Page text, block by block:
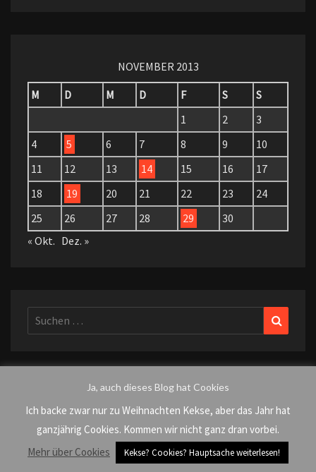
NOVEMBER 2013
M
D M D F S
S
1
2
3
4
5 6 7 8 9
10
11
12 13 14 15 16
17
18
19 20 21 22 23
24
25
26 27 28 29
30
« Okt. Dez. »
Suchen
nach:
Ja, auch dieses Blog hat Cookies
Ich backe zwar nur zu Weihnachten Kekse, aber das Jahr hat
ganzjährig Cookies. Kommen wir nicht ganz dran vorbei.
Mehr über Cookies
Kekse? Cookies? Hauptsache weiterlesen!